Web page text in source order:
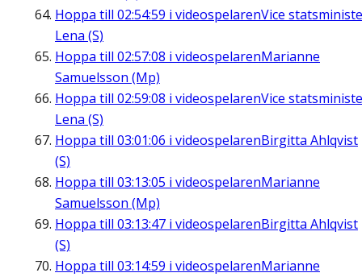
Hoppa till 02:54:59 i videospelarenVice
Lena (S)
Hoppa till 02:57:08 i videospelarenMarianne
Samuelsson (Mp)
Hoppa till 02:59:08 i videospelarenVice
Lena (S)
Hoppa till 03:01:06 i videospelarenBirgitta Ahlqvist
(S)
Hoppa till 03:13:05 i videospelarenMarianne
Samuelsson (Mp)
Hoppa till 03:13:47 i videospelarenBirgitta Ahlqvist
(S)
Hoppa till 03:14:59 i videospelarenMarianne